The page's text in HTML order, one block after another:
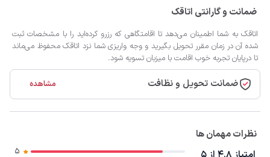
ضمانت و گارانتی اتاقک
اتاقک به شما اطمینان می‌دهد تا اقامتگاهی که رزرو کرده‌اید را با مشخصات ثبت
شده آن در زمان مقرر تحویل بگیرید و وجه واریزی شما نزد اتاقک محفوظ می‌ماند
تا درپایان تجربه خوب اقامت با میزبان تسویه شود.
ضمانت تحویل و نظافت مشاهده
نظرات مهمان ها
5